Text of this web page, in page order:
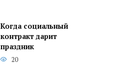
Когда социальный
контракт дарит
праздник
20